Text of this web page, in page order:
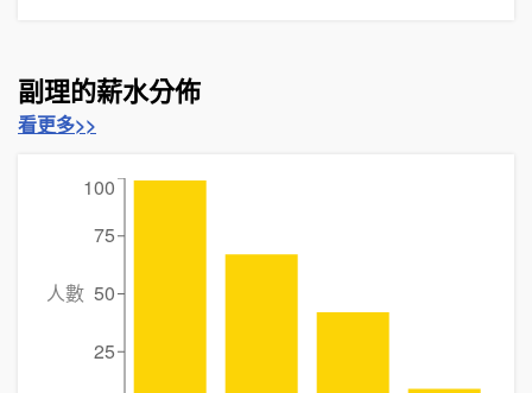
副理的薪水分佈
看更多>>
25
50
75
100
人數